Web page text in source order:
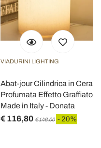
VIADURINI LIGHTING
Abat-jour Cilindrica in Cera
Profumata Effetto Graffiato
Made in Italy - Donata
€ 116,80 € 146,00 - 20%